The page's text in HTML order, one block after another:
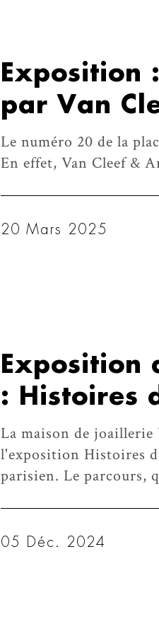
Exposition
par Van
Le numéro 20 de la
En effet, Van Cleef &
20 Mars 2025
Exposition
: Histoires
La maison de joaillerie
l'exposition Histoires
parisien. Le parcours,
05 Déc. 2024